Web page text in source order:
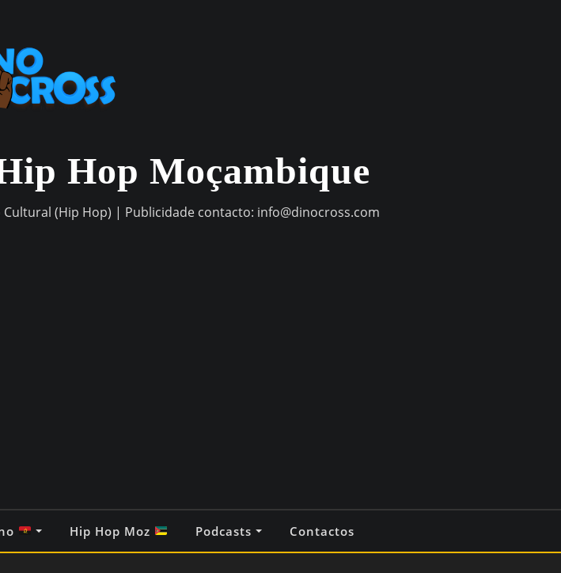
Hop Moçambique
(Hip Hop) | Publicidade contacto: info@dinocross.com
Hip Hop Moz Podcasts Contactos